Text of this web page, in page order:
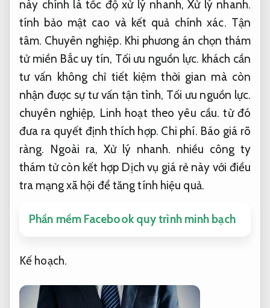
này chính là tốc độ xử lý nhanh,Xử lý nhanh.
tính bảo mật cao và kết quả chính xác. Tận
tâm. Chuyên nghiệp. Khi phương án chọn thám
tử miền Bắc uy tín, Tối ưu nguồn lực. khách cần
tư vấn không chỉ tiết kiệm thời gian mà còn
nhận được sự tư vấn tận tình, Tối ưu nguồn lực.
chuyên nghiệp, Linh hoạt theo yêu cầu. từ đó
đưa ra quyết định thích hợp. Chi phí. Báo giá rõ
ràng. Ngoài ra,Xử lý nhanh. nhiều công ty
thám tử còn kết hợp Dịch vụ giá rẻ này với điều
tra mạng xã hội để tăng tính hiệu quả.
Phần mềm Facebook quy trình minh bạch
Kế hoạch.